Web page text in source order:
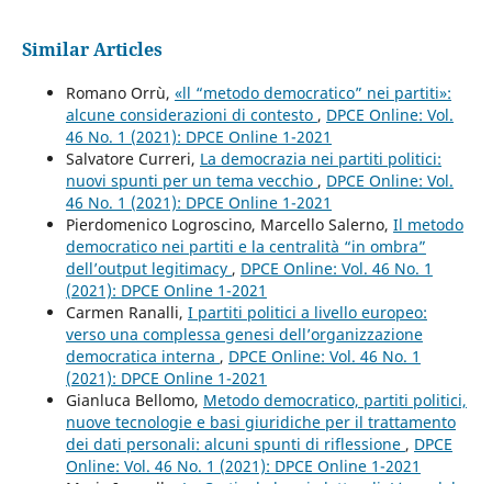
Similar Articles
Romano Orrù, «ll “metodo democratico” nei partiti»:
alcune considerazioni di contesto , DPCE Online: Vol.
46 No. 1 (2021): DPCE Online 1-2021
Salvatore Curreri, La democrazia nei partiti politici:
nuovi spunti per un tema vecchio , DPCE Online: Vol.
46 No. 1 (2021): DPCE Online 1-2021
Pierdomenico Logroscino, Marcello Salerno, Il metodo
democratico nei partiti e la centralità “in ombra”
dell’output legitimacy , DPCE Online: Vol. 46 No. 1
(2021): DPCE Online 1-2021
Carmen Ranalli, I partiti politici a livello europeo:
verso una complessa genesi dell’organizzazione
democratica interna , DPCE Online: Vol. 46 No. 1
(2021): DPCE Online 1-2021
Gianluca Bellomo, Metodo democratico, partiti politici,
nuove tecnologie e basi giuridiche per il trattamento
dei dati personali: alcuni spunti di riflessione , DPCE
Online: Vol. 46 No. 1 (2021): DPCE Online 1-2021